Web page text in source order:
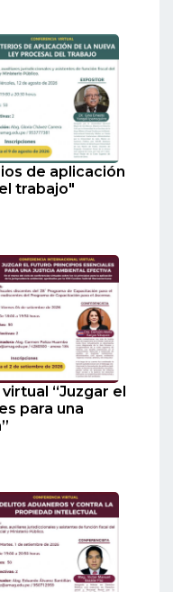
de aplicación
trabajo"
“Juzgar el
para una